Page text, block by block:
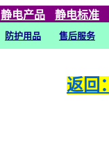
静电产品 静电标准
防护用品
售后服务
返回